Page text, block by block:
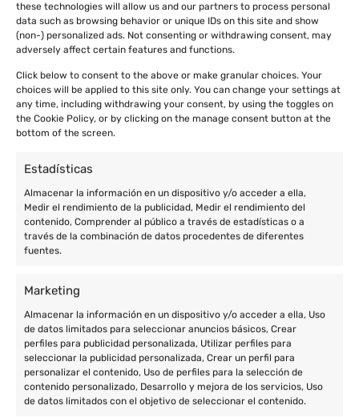
these technologies will allow us and our partners to process personal
data such as browsing behavior or unique IDs on this site and show
(non-) personalized ads. Not consenting or withdrawing consent, may
adversely affect certain features and functions.
Click below to consent to the above or make granular choices. Your
choices will be applied to this site only. You can change your settings at
any time, including withdrawing your consent, by using the toggles on
the Cookie Policy, or by clicking on the manage consent button at the
bottom of the screen.
Estadísticas
Almacenar la información en un dispositivo y/o acceder a ella,
Medir el rendimiento de la publicidad, Medir el rendimiento del
contenido, Comprender al público a través de estadísticas o a
través de la combinación de datos procedentes de diferentes
fuentes.
Marketing
Almacenar la información en un dispositivo y/o acceder a ella, Uso
de datos limitados para seleccionar anuncios básicos, Crear
perfiles para publicidad personalizada, Utilizar perfiles para
seleccionar la publicidad personalizada, Crear un perfil para
personalizar el contenido, Uso de perfiles para la selección de
contenido personalizado, Desarrollo y mejora de los servicios, Uso
de datos limitados con el objetivo de seleccionar el contenido.